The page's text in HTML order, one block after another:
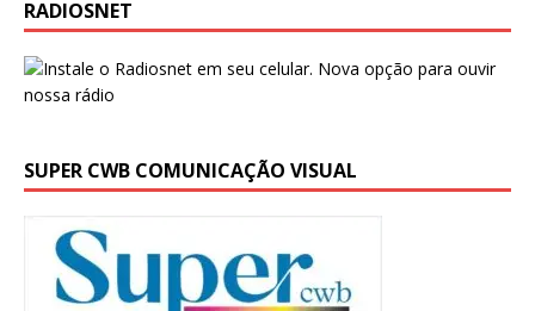
RADIOSNET
SUPER CWB COMUNICAÇÃO VISUAL